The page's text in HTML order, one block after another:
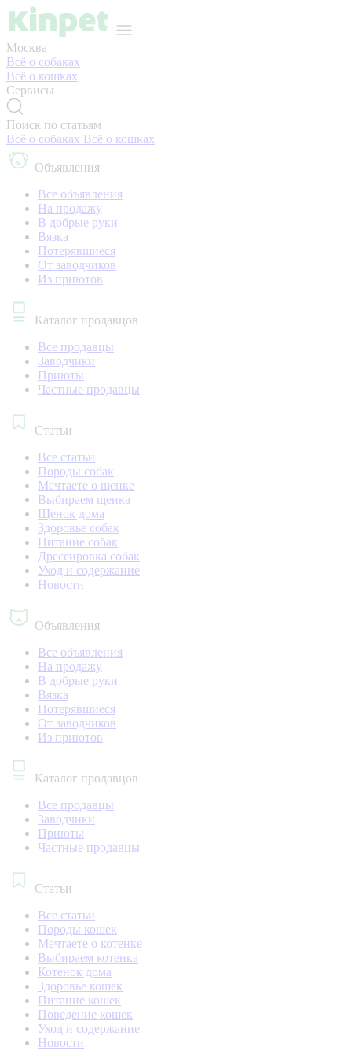
Москва
Всё о собаках
Всё о кошках
Сервисы
Поиск по статьям
Всё о собаках Всё о кошках
Объявления
Все объявления
На продажу
В добрые руки
Вязка
Потерявшиеся
От заводчиков
Из приютов
Каталог продавцов
Все продавцы
Заводчики
Приюты
Частные продавцы
Статьи
Все статьи
Породы собак
Мечтаете о щенке
Выбираем щенка
Щенок дома
Здоровье собак
Питание собак
Дрессировка собак
Уход и содержание
Новости
Объявления
Все объявления
На продажу
В добрые руки
Вязка
Потерявшиеся
От заводчиков
Из приютов
Каталог продавцов
Все продавцы
Заводчики
Приюты
Частные продавцы
Статьи
Все статьи
Породы кошек
Мечтаете о котенке
Выбираем котенка
Котенок дома
Здоровье кошек
Питание кошек
Поведение кошек
Уход и содержание
Новости